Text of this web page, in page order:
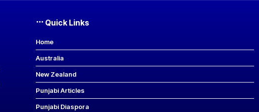
Quick Links
Home
Australia
New Zealand
Punjabi Articles
Punjabi Diaspora